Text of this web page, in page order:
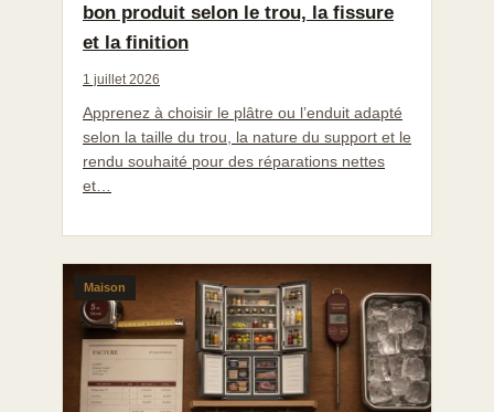
bon produit selon le trou, la fissure
et la finition
1 juillet 2026
Apprenez à choisir le plâtre ou l’enduit adapté
selon la taille du trou, la nature du support et le
rendu souhaité pour des réparations nettes
et…
Maison